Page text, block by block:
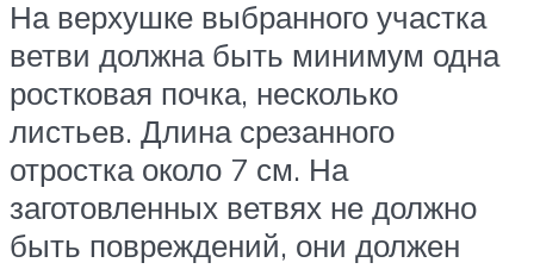
На верхушке выбранного участка
ветви должна быть минимум одна
ростковая почка, несколько
листьев. Длина срезанного
отростка около 7 см. На
заготовленных ветвях не должно
быть повреждений, они должен